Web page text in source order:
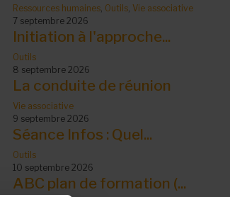
Ressources humaines Outils Vie associative
7 septembre 2026
Initiation à l'approche...
Outils
8 septembre 2026
La conduite de réunion
Vie associative
9 septembre 2026
Séance Infos : Quel...
Outils
10 septembre 2026
ABC plan de formation (...